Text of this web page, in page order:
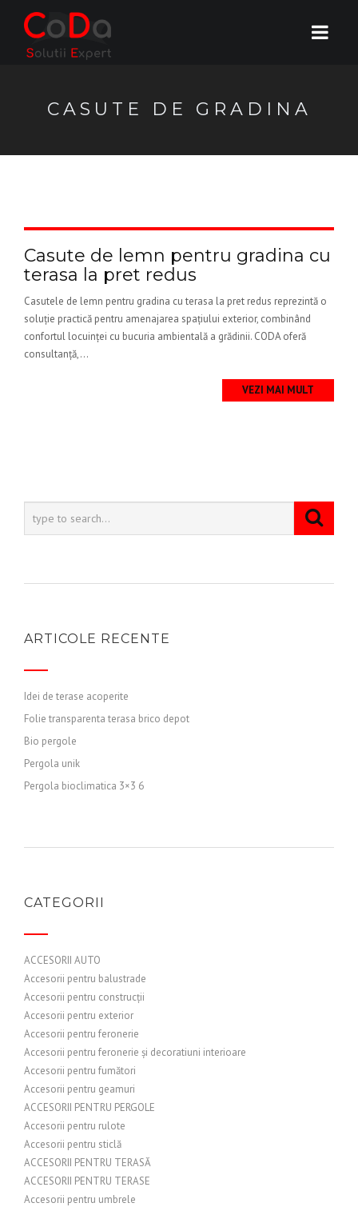
CASUTE DE GRADINA
Casute de lemn pentru gradina cu
terasa la pret redus
Casutele de lemn pentru gradina cu terasa la pret redus reprezintă o
soluție practică pentru amenajarea spațiului exterior, combinând
confortul locuinței cu bucuria ambientală a grădinii. CODA oferă
consultanță,...
VEZI MAI MULT
ARTICOLE RECENTE
Idei de terase acoperite
Folie transparenta terasa brico depot
Bio pergole
Pergola unik
Pergola bioclimatica 3×3 6
CATEGORII
ACCESORII AUTO
Accesorii pentru balustrade
Accesorii pentru construcții
Accesorii pentru exterior
Accesorii pentru feronerie
Accesorii pentru feronerie și decoratiuni interioare
Accesorii pentru fumători
Accesorii pentru geamuri
ACCESORII PENTRU PERGOLE
Accesorii pentru rulote
Accesorii pentru sticlă
ACCESORII PENTRU TERASĂ
ACCESORII PENTRU TERASE
Accesorii pentru umbrele